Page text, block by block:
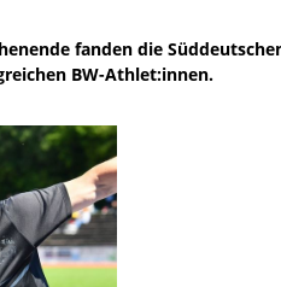
fanden die
BW-Athlet:innen.